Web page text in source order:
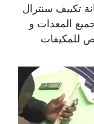
تكييف سنترال
المعدات و
للمكيفات